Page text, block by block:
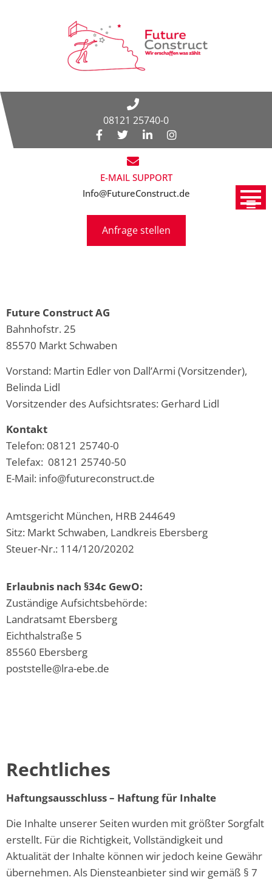
08121 25740-0
E-MAIL SUPPORT
Info@FutureConstruct.de
Anfrage stellen
Future Construct AG
Bahnhofstr. 25
85570 Markt Schwaben
Vorstand: Martin Edler von Dall’Armi (Vorsitzender),
Belinda Lidl
Vorsitzender des Aufsichtsrates: Gerhard Lidl
Kontakt
Telefon: 08121 25740-0
Telefax: 08121 25740-50
E-Mail: info@futureconstruct.de
Amtsgericht München, HRB 244649
Sitz: Markt Schwaben, Landkreis Ebersberg
Steuer-Nr.: 114/120/20202
Erlaubnis nach §34c GewO:
Zuständige Aufsichtsbehörde:
Landratsamt Ebersberg
Eichthalstraße 5
85560 Ebersberg
poststelle@lra-ebe.de
Rechtliches
Haftungsausschluss – Haftung für Inhalte
Die Inhalte unserer Seiten wurden mit größter Sorgfalt
erstellt. Für die Richtigkeit, Vollständigkeit und
Aktualität der Inhalte können wir jedoch keine Gewähr
übernehmen. Als Diensteanbieter sind wir gemäß § 7